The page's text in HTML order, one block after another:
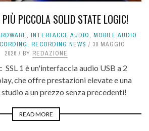
PICCOLA SOLID STATE LOGIC!
, INTERFACCE AUDIO, MOBILE AUDIO
, RECORDING NEWS
30 MAGGIO
2026
BY REDAZIONE
SSL 1 è un'interfaccia audio USB a 2
che offre prestazioni elevate e una
a un prezzo senza precedenti!
READ MORE